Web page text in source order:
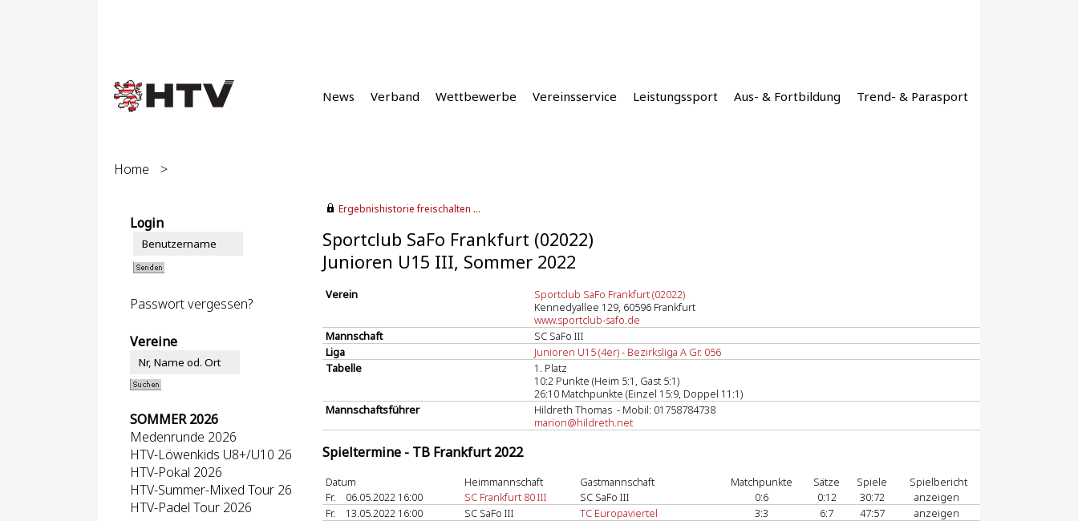
News Verband Wettbewerbe Vereinsservice Leistungssport Aus- & Fortbildung Trend- & Parasport
Home >
Login
Passwort vergessen?
Vereine
SOMMER 2026
Medenrunde 2026
HTV-Löwenkids U8+/U10 26
HTV-Pokal 2026
HTV-Summer-Mixed Tour 26
HTV-Padel Tour 2026
Ergebnishistorie freischalten ...
Sportclub SaFo Frankfurt (02022)
Junioren U15 III, Sommer 2022
Verein
Sportclub SaFo Frankfurt (02022)
Kennedyallee 129, 60596 Frankfurt
www.sportclub-safo.de
Mannschaft
SC SaFo III
Liga
Junioren U15 (4er) - Bezirksliga A Gr. 056
Tabelle
1. Platz
10:2 Punkte (Heim 5:1, Gast 5:1)
26:10 Matchpunkte (Einzel 15:9, Doppel 11:1)
Mannschaftsführer
Hildreth Thomas - Mobil: 01758784738
marion@hildreth.net
Spieltermine - TB Frankfurt 2022
Datum Heimmannschaft Gastmannschaft Matchpunkte Sätze Spiele
Spielbericht
Fr.
06.05.2022 16:00 SC Frankfurt 80 III SC SaFo III 0:6 0:12 30:72
anzeigen
Fr.
13.05.2022 16:00 SC SaFo III TC Europaviertel 3:3 6:7 47:57
anzeigen